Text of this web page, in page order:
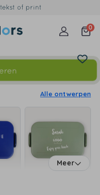
of print
0
Alle ontwerpen
Meer